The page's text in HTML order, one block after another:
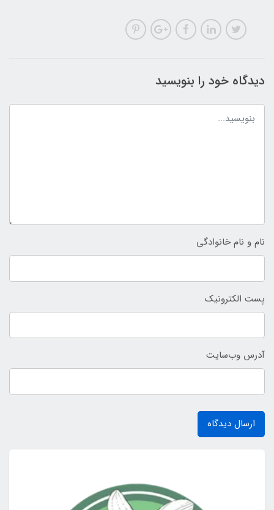
دیدگاه خود را بنویسید
نام و نام خانوادگی
پست الکترونیک
آدرس وب‌سایت
ارسال دیدگاه